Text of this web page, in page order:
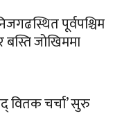
पूर्वपश्चिम
बस्ति जोखिममा
वितक चर्चा’ सुरु